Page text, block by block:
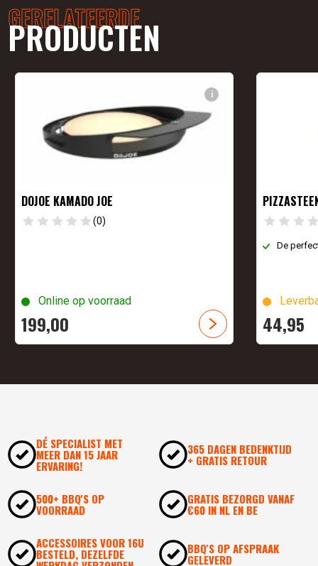
GERELATEERDE
PRODUCTEN
i
DOJOE KAMADO JOE
(0)
Online op voorraad
199,00
De
44,95
DÉ SPECIALIST MET
MEER DAN 15 JAAR
ERVARING!
365 DAGEN BEDENKTIJD
+ GRATIS RETOUR
500+ BBQ'S OP
VOORRAAD
GRATIS BEZORGD VANAF
€60 IN NL EN BE
ACCESSOIRES VOOR 16U
BESTELD, DEZELFDE BBQ'S OP AFSPRAAK
GELEVERD